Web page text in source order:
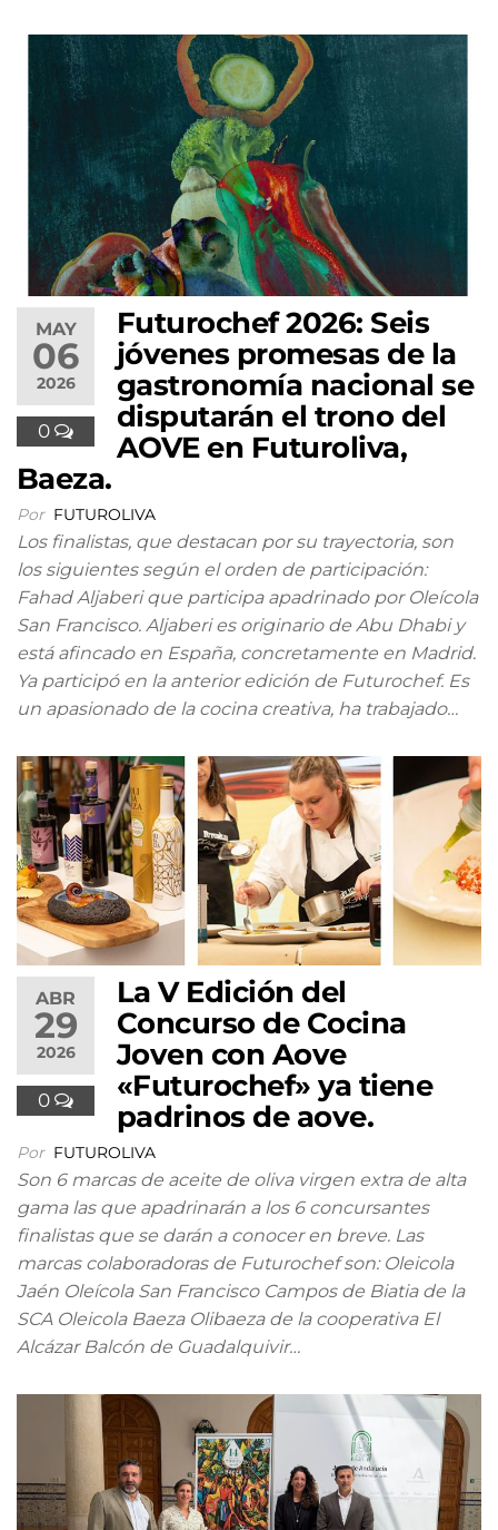
MAY
06
2026
0
Futurochef 2026: Seis
jóvenes promesas de la
gastronomía nacional se
disputarán el trono del
AOVE en Futuroliva,
Baeza.
Por FUTUROLIVA
Los finalistas, que destacan por su trayectoria, son
los siguientes según el orden de participación:
Fahad Aljaberi que participa apadrinado por Oleícola
San Francisco. Aljaberi es originario de Abu Dhabi y
está afincado en España, concretamente en Madrid.
Ya participó en la anterior edición de Futurochef. Es
un apasionado de la cocina creativa, ha trabajado…
ABR
29
2026
0
La V Edición del
Concurso de Cocina
Joven con Aove
«Futurochef» ya tiene
padrinos de aove.
Por FUTUROLIVA
Son 6 marcas de aceite de oliva virgen extra de alta
gama las que apadrinarán a los 6 concursantes
finalistas que se darán a conocer en breve. Las
marcas colaboradoras de Futurochef son: Oleicola
Jaén Oleícola San Francisco Campos de Biatia de la
SCA Oleicola Baeza Olibaeza de la cooperativa El
Alcázar Balcón de Guadalquivir…